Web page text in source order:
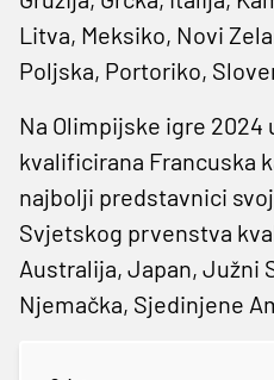
Litva, Meksiko, Novi
Poljska, Portoriko,
Na Olimpijske igre 2024
kvalificirana Francuska
najbolji predstavnici
Svjetskog prvenstva
Australija, Japan, Južni
Njemačka, Sjedinjene